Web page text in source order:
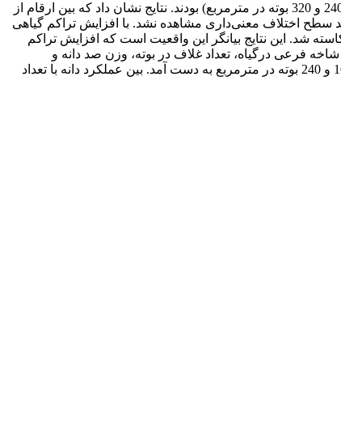
تهران (کرج) در سال زراعی 1387-1386 انجام شد. تیمارهای مورد بررسی شامل ارقام عدس (زیبا و مردم) و تراکم گیاهی در 4 سطح (80، 160، 240 و 320 بوته در مترمربع) بودند. نتایج نشان داد که بین ارقام از
سطح اختلاف معنی‌داری مشاهده نشد. با افزایش تراکم گیاهی
شد. این نتایج بیانگر این واقعیت است که افزایش تراکم
فرعی درگیاه، تعداد غلاف در بوته، وزن صد دانه و
شاخص برداشت میسر خواهد شد. عکس‌العمل ارقام عدس به تراکم بوته نشان داد که حداکثر عملکرد دانه و بیولوژیک به ترتیب در تراکم‌های 160 و 240 بوته در مترمربع به دست آمد. بین عملکرد دانه با تعداد